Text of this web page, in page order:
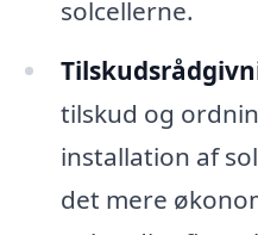
solcellerne.
tilskud og
installation af
det mere